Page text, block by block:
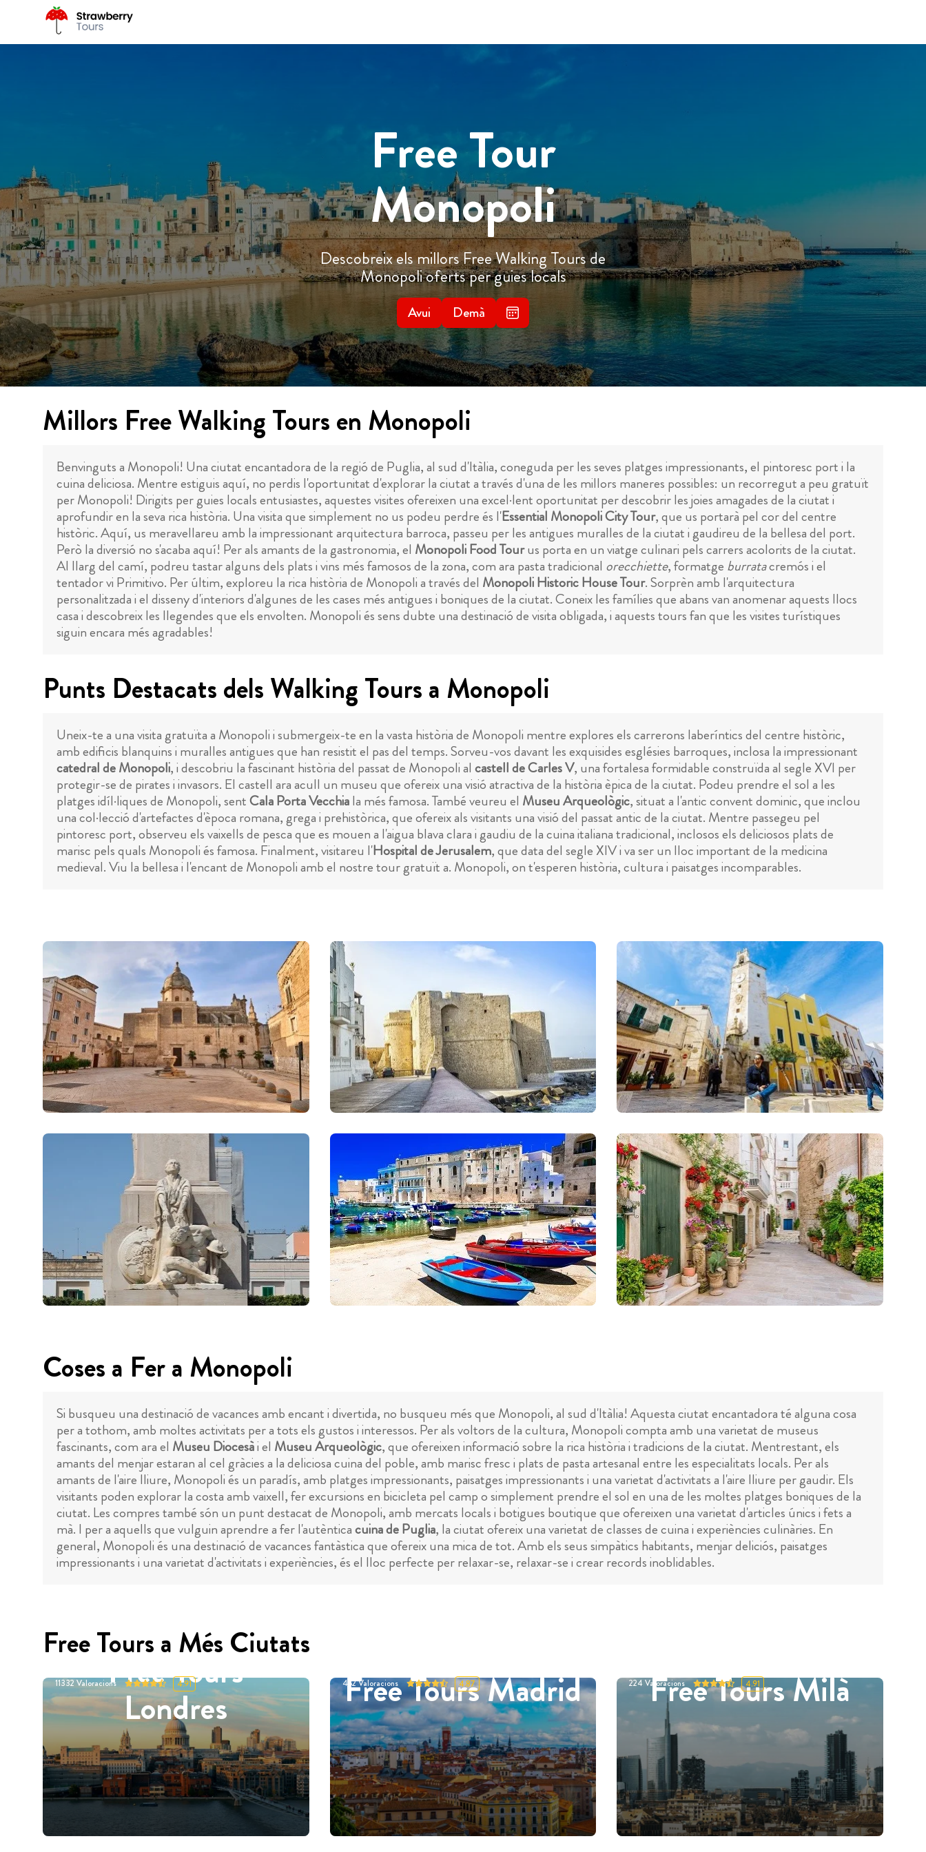
Free Tour
Monopoli
Descobreix els millors Free Walking Tours de
Monopoli oferts per guies locals
Avui Demà
Millors Free Walking Tours en Monopoli
Benvinguts a Monopoli! Una ciutat encantadora de la regió de Puglia, al sud d'Itàlia, coneguda per les seves platges impressionants, el pintoresc port i la
cuina deliciosa. Mentre estiguis aquí, no perdis l'oportunitat d'explorar la ciutat a través d'una de les millors maneres possibles: un recorregut a peu gratuït
per Monopoli! Dirigits per guies locals entusiastes, aquestes visites ofereixen una excel·lent oportunitat per descobrir les joies amagades de la ciutat i
aprofundir en la seva rica història. Una visita que simplement no us podeu perdre és l'Essential Monopoli City Tour, que us portarà pel cor del centre
històric. Aquí, us meravellareu amb la impressionant arquitectura barroca, passeu per les antigues muralles de la ciutat i gaudireu de la bellesa del port.
Però la diversió no s'acaba aquí! Per als amants de la gastronomia, el Monopoli Food Tourus porta en un viatge culinari pels carrers acolorits de la ciutat.
Al llarg del camí, podreu tastar alguns dels plats i vins més famosos de la zona, com ara pasta tradicional orecchiette, formatge burratacremós i el
tentador vi Primitivo. Per últim, exploreu la rica història de Monopoli a través del Monopoli Historic House Tour. Sorprèn amb l'arquitectura
personalitzada i el disseny d'interiors d'algunes de les cases més antigues i boniques de la ciutat. Coneix les famílies que abans van anomenar aquests llocs
casa i descobreix les llegendes que els envolten. Monopoli és sens dubte una destinació de visita obligada, i aquests tours fan que les visites turístiques
siguin encara més agradables!
Punts Destacats dels Walking Tours a Monopoli
Uneix-te a una visita gratuïta a Monopoli i submergeix-te en la vasta història de Monopoli mentre explores els carrerons laberíntics del centre històric,
amb edificis blanquins i muralles antigues que han resistit el pas del temps. Sorveu-vos davant les exquisides esglésies barroques, inclosa la impressionant
catedral de Monopoli, i descobriu la fascinant història del passat de Monopoli al castell de Carles V, una fortalesa formidable construïda al segle XVI per
protegir-se de pirates i invasors. El castell ara acull un museu que ofereix una visió atractiva de la història èpica de la ciutat. Podeu prendre el sol a les
platges idíl·liques de Monopoli, sentCala Porta Vecchiala més famosa. També veureu el Museu Arqueològic, situat a l'antic convent dominic, que inclou
una col·lecció d'artefactes d'època romana, grega i prehistòrica, que ofereix als visitants una visió del passat antic de la ciutat. Mentre passegeu pel
pintoresc port, observeu els vaixells de pesca que es mouen a l'aigua blava clara i gaudiu de la cuina italiana tradicional, inclosos els deliciosos plats de
marisc pels quals Monopoli és famosa. Finalment, visitareu l'Hospital de Jerusalem, que data del segle XIV i va ser un lloc important de la medicina
medieval. Viu la bellesa i l'encant de Monopoli amb el nostre tour gratuït a. Monopoli, on t'esperen història, cultura i paisatges incomparables.
Coses a Fer a Monopoli
Si busqueu una destinació de vacances amb encant i divertida, no busqueu més que Monopoli, al sud d'Itàlia! Aquesta ciutat encantadora té alguna cosa
per a tothom, amb moltes activitats per a tots els gustos i interessos. Per als voltors de la cultura, Monopoli compta amb una varietat de museus
fascinants, com ara el Museu Diocesài el Museu Arqueològic, que ofereixen informació sobre la rica història i tradicions de la ciutat. Mentrestant, els
amants del menjar estaran al cel gràcies a la deliciosa cuina del poble, amb marisc fresc i plats de pasta artesanal entre les especialitats locals. Per als
amants de l'aire lliure, Monopoli és un paradís, amb platges impressionants, paisatges impressionants i una varietat d'activitats a l'aire lliure per gaudir. Els
visitants poden explorar la costa amb vaixell, fer excursions en bicicleta pel camp o simplement prendre el sol en una de les moltes platges boniques de la
ciutat. Les compres també són un punt destacat de Monopoli, amb mercats locals i botigues boutique que ofereixen una varietat d'articles únics i fets a
mà. I per a aquells que vulguin aprendre a fer l'autènticacuina de Puglia, la ciutat ofereix una varietat de classes de cuina i experiències culinàries. En
general, Monopoli és una destinació de vacances fantàstica que ofereix una mica de tot. Amb els seus simpàtics habitants, menjar deliciós, paisatges
impressionants i una varietat d'activitats i experiències, és el lloc perfecte per relaxar-se, relaxar-se i crear records inoblidables.
Free Tours a Més Ciutats
Free Tours
Londres
11332 Valoracions 4.91 Free Tours Madrid
452Valoracions 4.87 Free Tours Milà
224 Valoracions 4.91